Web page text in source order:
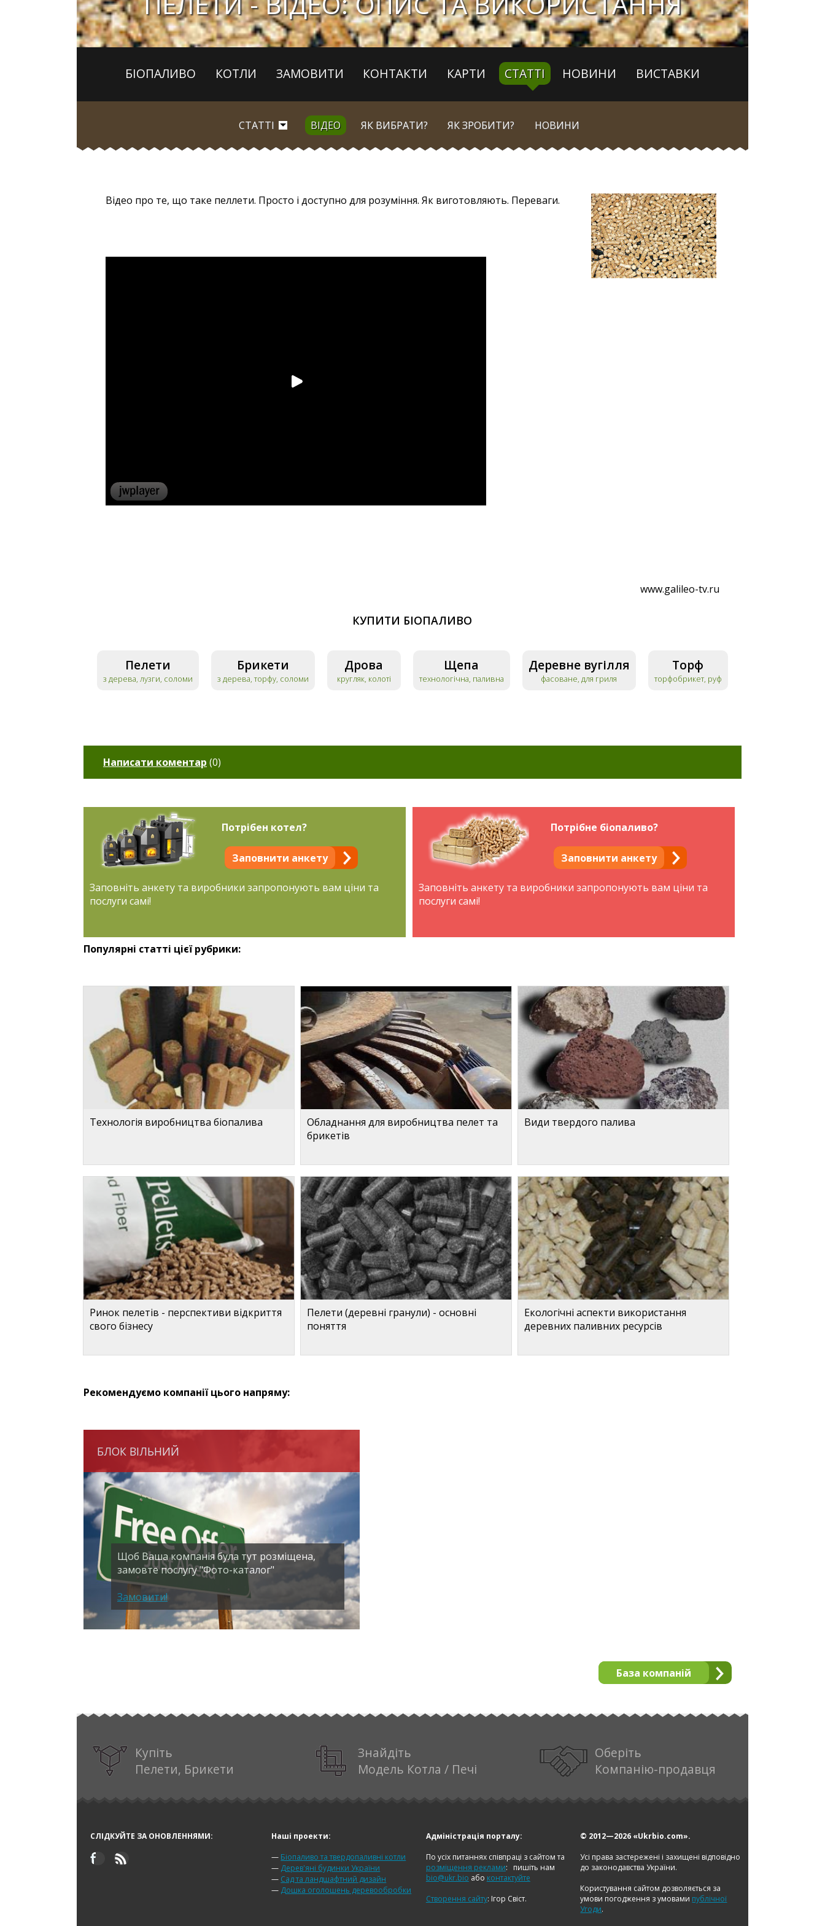
БІОПАЛИВО КОТЛИ ЗАМОВИТИ КОНТАКТИ КАРТИ СТАТТІ НОВИНИ ВИСТАВКИ
СТАТТІ ВІДЕО ЯК ВИБРАТИ? ЯК ЗРОБИТИ? НОВИНИ
Відео про те, що таке пеллети. Просто і доступно для розуміння. Як виготовляють. Переваги.
www.galileo-tv.ru
КУПИТИ БІОПАЛИВО
Пелети
з дерева, лузги, соломи
Брикети
з дерева, торфу, соломи
Дрова
кругляк, колоті
Щепа
технологічна, паливна
Деревне вугілля
фасоване, для гриля
Торф
торфобрикет, руф
Написати коментар (0)
Потрібен котел?
Заповнити анкету
Заповніть анкету та виробники запропонують вам ціни та
послуги самі!
Потрібне біопаливо?
Заповнити анкету
Заповніть анкету та виробники запропонують вам ціни та
послуги самі!
Популярні статті цієї рубрики:
Технологія виробництва біопалива
Обладнання для виробництва пелет та
брикетів
Види твердого палива
Ринок пелетів - перспективи відкриття
свого бізнесу
Пелети (деревні гранули) - основні
поняття
Екологічні аспекти використання
деревних паливних ресурсів
Рекомендуємо компанії цього напряму:
БЛОК ВІЛЬНИЙ
Щоб Ваша компанія була тут розміщена,
замовте послугу "Фото-каталог"
Замовити!
База компаній
Купіть
Пелети, Брикети
Знайдіть
Модель Котла / Печі
Оберіть
Компанію-продавця
СЛІДКУЙТЕ ЗА ОНОВЛЕННЯМИ:
Наші проекти:
— Біопаливо та твердопаливні котли
— Дерев'яні будинки України
— Сад та ландшафтний дизайн
— Дошка оголошень деревообробки
Адміністрація порталу:
По усіх питаннях співпраці з сайтом та
розміщення реклами:
пишіть нам
bio@ukr.bio або контактуйте
Створення сайту: Ігор Свіст.
© 2012—2026 «Ukrbio.com».
Усі права застережені і захищені відповідно
до законодавства України.
Користування сайтом дозволяється за
умови погодження з умовами публічної
Угоди.